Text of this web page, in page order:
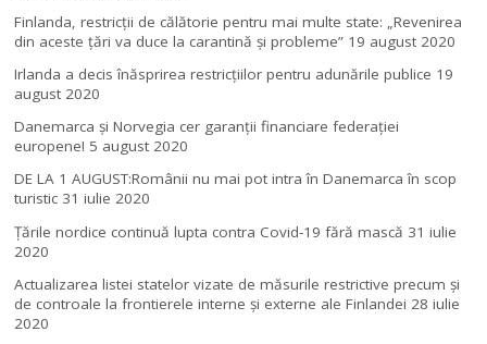
Finlanda, restricţii de călătorie pentru mai multe state: „Revenirea
din aceste ţări va duce la carantină şi probleme” 19 august 2020
Irlanda a decis înăsprirea restricțiilor pentru adunările publice 19
august 2020
Danemarca și Norvegia cer garanții financiare federației
europene! 5 august 2020
DE LA 1 AUGUST:Românii nu mai pot intra în Danemarca în scop
turistic 31 iulie 2020
Țările nordice continuă lupta contra Covid-19 fără mască 31 iulie
2020
Actualizarea listei statelor vizate de măsurile restrictive precum și
de controale la frontierele interne și externe ale Finlandei 28 iulie
2020